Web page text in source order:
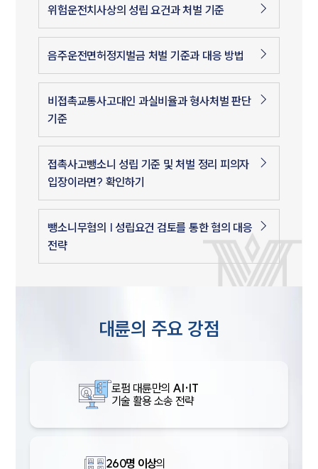
위험운전치사상의 성립 요건과 처벌 기준
음주운전면허정지벌금 처벌 기준과 대응 방법
비접촉교통사고대인 과실비율과 형사처벌 판단
기준
접촉사고뺑소니 성립 기준 및 처벌 정리 피의자
입장이라면? 확인하기
뺑소니무혐의 | 성립요건 검토를 통한 혐의 대응
전략
대륜의 주요 강점
로펌 대륜만의 AI·IT
기술 활용 소송 전략
260명 이상의